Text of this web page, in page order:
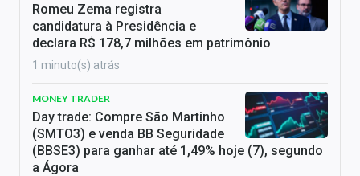
Romeu Zema registra
candidatura à Presidência e
declara R$ 178,7 milhões em patrimônio
1 minuto(s) atrás
MONEY TRADER
Day trade: Compre São Martinho
(SMTO3) e venda BB Seguridade
(BBSE3) para ganhar até 1,49% hoje (7), segundo
a Ágora